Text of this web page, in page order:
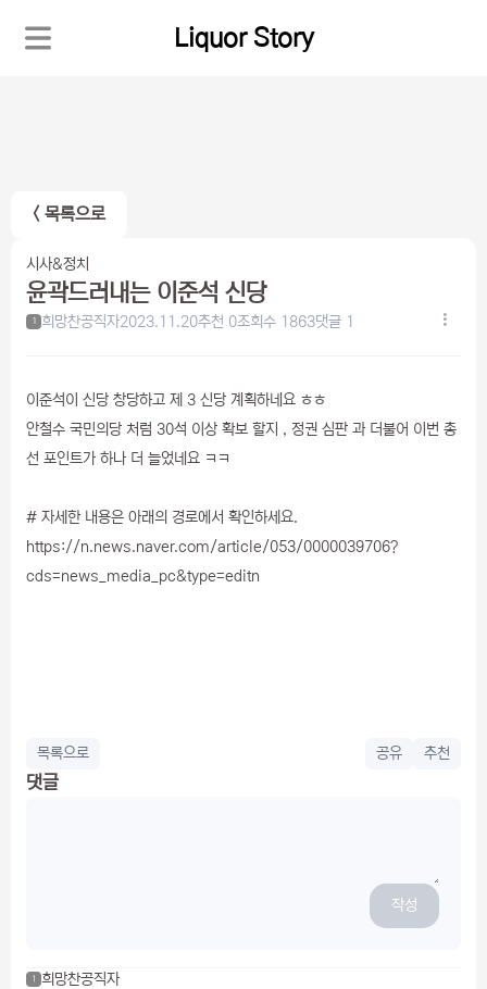
Liquor Story
< 목록으로
시사&정치
윤곽드러내는 이준석 신당
1 희망찬공직자2023.11.20추천 0조회수 1863댓글 1
이준석이 신당 창당하고 제 3 신당 계획하네요 ㅎㅎ
안철수 국민의당 처럼 30석 이상 확보 할지 , 정권 심판 과 더불어 이번 총
선 포인트가 하나 더 늘었네요 ㅋㅋ
# 자세한 내용은 아래의 경로에서 확인하세요.
https://n.news.naver.com/article/053/0000039706?
cds=news_media_pc&type=editn
목록으로 공유 추천
댓글
작성
1
희망찬공직자